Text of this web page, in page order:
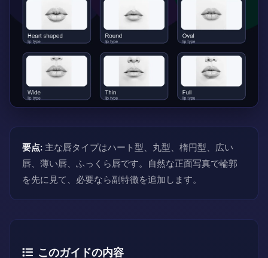
要点: 主な唇タイプはハート型、丸型、楕円型、広い
唇、薄い唇、ふっくら唇です。自然な正面写真で輪郭
を先に見て、必要なら副特徴を追加します。
このガイドの内容